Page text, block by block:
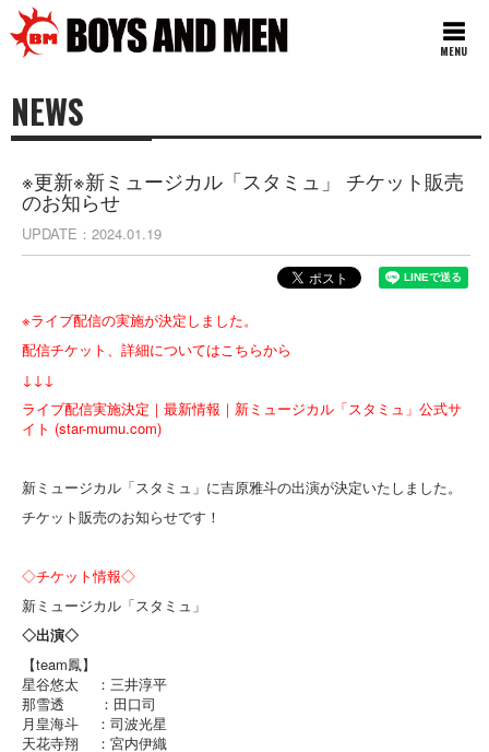
MENU
NEWS
※更新※新ミュージカル「スタミュ」 チケット販売
のお知らせ
UPDATE 2024.01.19
※ライブ配信の実施が決定しました。
配信チケット、詳細についてはこちらから
↓↓↓
ライブ配信実施決定｜最新情報｜新ミュージカル「スタミュ」公式サ
イト (star-mumu.com)
新ミュージカル「スタミュ」に吉原雅斗の出演が決定いたしました。
チケット販売のお知らせです！
◇チケット情報◇
新ミュージカル「スタミュ」
◇出演◇
【team鳳】
星谷悠太 ：三井淳平
那雪透 ：田口司
月皇海斗 ：司波光星
天花寺翔 ：宮内伊織